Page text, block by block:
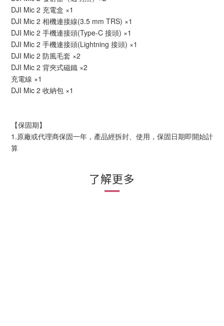
DJI Mic 2 充電盒 ×1
DJI Mic 2 相機連接線(3.5 mm TRS) ×1
DJI Mic 2 手機連接頭(Type-C 接頭) ×1
DJI Mic 2 手機連接頭(Lightning 接頭) ×1
DJI Mic 2 防風毛套 ×2
DJI Mic 2 背夾式磁鐵 ×2
充電線 ×1
DJI Mic 2 收納包 ×1
【保固期】
1.原廠或代理商保固一年，產品經拆封、使用，保固日期即開始計
算
了解更多